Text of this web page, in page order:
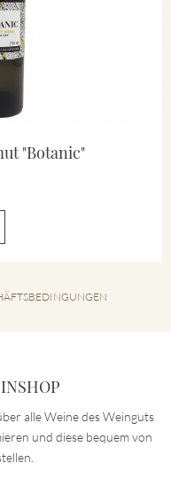
"Botanic"
alle Weine des Weinguts
und diese bequem von